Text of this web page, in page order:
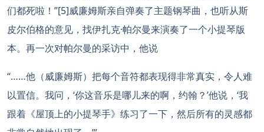
们都死啦！”[5]威廉姆斯亲自弹奏了主题钢琴曲，也听从斯
皮尔伯格的意见，找伊扎克·帕尔曼来演奏了一个小提琴版
本。再一次对帕尔曼的采访中，他说
“……他（威廉姆斯）把每个音符都表现得非常真实，令人难
以置信。我问，‘你这音乐是哪儿来的啊，约翰？’他说，‘我
跟着《屋顶上的小提琴手》练习了一下，然后所有的灵感都